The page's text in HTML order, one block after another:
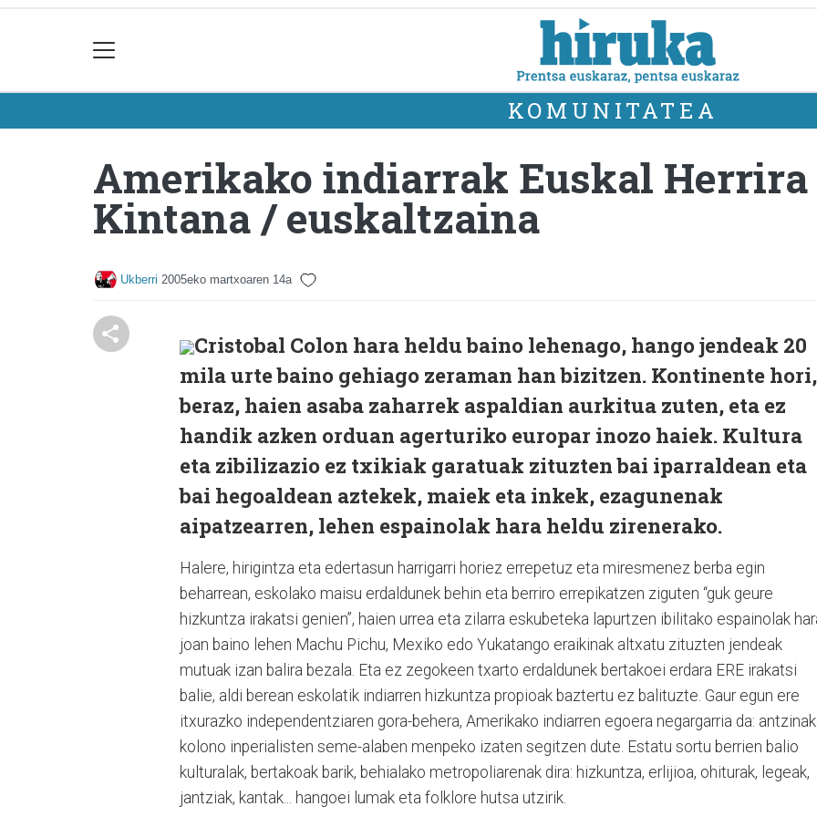
KOMUNITATEA
Amerikako indiarrak Euskal Herrira
Kintana / euskaltzaina
Ukberri 2005eko martxoaren 14a
Cristobal Colon hara heldu baino lehenago, hango jendeak 20
mila urte baino gehiago zeraman han bizitzen. Kontinente hori,
beraz, haien asaba zaharrek aspaldian aurkitua zuten, eta ez
handik azken orduan agerturiko europar inozo haiek. Kultura
eta zibilizazio ez txikiak garatuak zituzten bai iparraldean eta
bai hegoaldean aztekek, maiek eta inkek, ezagunenak
aipatzearren, lehen espainolak hara heldu zirenerako.
Halere, hirigintza eta edertasun harrigarri horiez errepetuz eta miresmenez berba egin
beharrean, eskolako maisu erdaldunek behin eta berriro errepikatzen ziguten “guk geure
hizkuntza irakatsi genien”, haien urrea eta zilarra eskubeteka lapurtzen ibilitako espainolak
joan baino lehen Machu Pichu, Mexiko edo Yukatango eraikinak altxatu zituzten jendeak
mutuak izan balira bezala. Eta ez zegokeen txarto erdaldunek bertakoei erdara ERE irakatsi
balie, aldi berean eskolatik indiarren hizkuntza propioak baztertu ez balituzte. Gaur egun ere
itxurazko independentziaren gora-behera, Amerikako indiarren egoera negargarria da:
kolono inperialisten seme-alaben menpeko izaten segitzen dute. Estatu sortu berrien balio
kulturalak, bertakoak barik, behialako metropoliarenak dira: hizkuntza, erlijioa, ohiturak, legeak,
jantziak, kantak... hangoei lumak eta folklore hutsa utzirik.